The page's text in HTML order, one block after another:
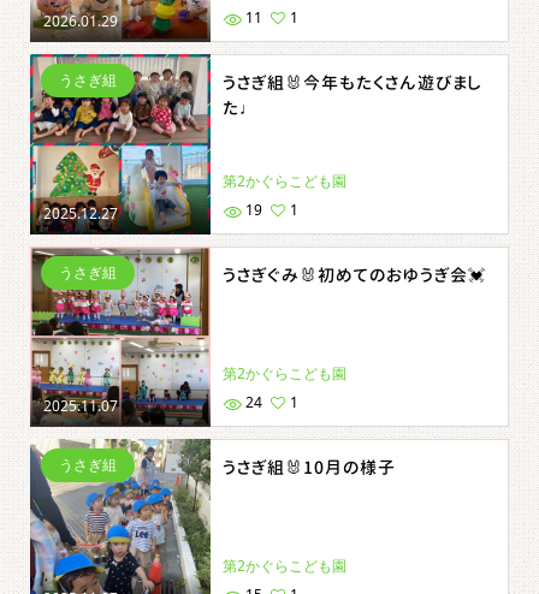
2026.01.29
11
1
2025.12.27
うさぎ組
うさぎ組🐰今年もたくさん遊びまし
た♩
第2かぐらこども園
19
1
2025.11.07
うさぎ組 うさぎぐみ🐰初めてのおゆうぎ会💓
第2かぐらこども園
24
1
うさぎ組 うさぎ組🐰10月の様子
第2かぐらこども園